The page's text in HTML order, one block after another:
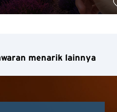
menarik lainnya